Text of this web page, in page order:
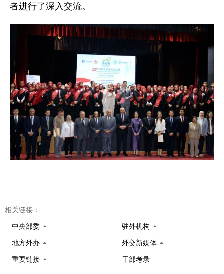
者进行了深入交流。
相关链接：
中央部委 驻外机构
地方外办 外交新媒体
重要链接 干部考录